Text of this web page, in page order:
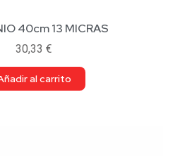
40cm 13 MICRAS
30,33 €
al carrito